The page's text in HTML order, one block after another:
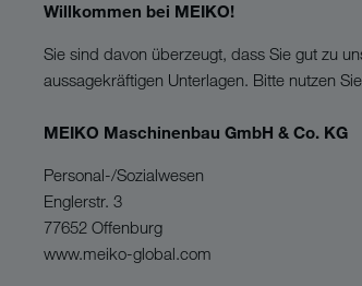
Willkommen bei MEIKO!
Sie sind davon überzeugt, dass Sie gut zu
aussagekräftigen Unterlagen. Bitte nutzen
MEIKO Maschinenbau GmbH & Co. KG
Personal-/Sozialwesen
Englerstr. 3
77652 Offenburg
www.meiko-global.com